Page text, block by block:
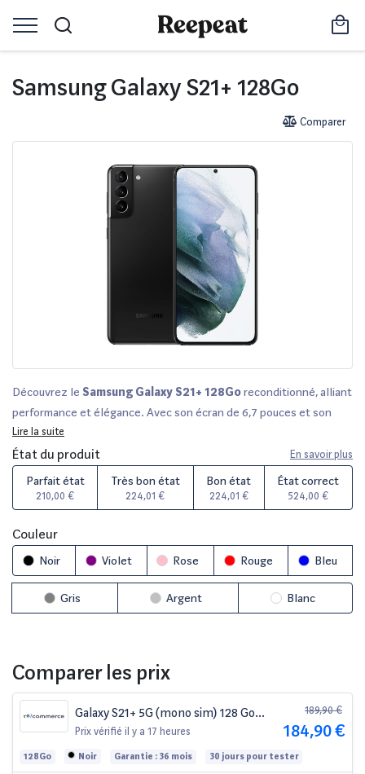
Samsung Galaxy S21+ 128Go
Comparer
Découvrez le Samsung Galaxy S21+ 128Goreconditionné, alliant
performance et élégance. Avec son écran de 6,7 pouces et son
design raffiné, il offre une expérience visuelle immersive. Tous nos
smartphones reconditionnés sont rigoureusement vérifiés par des
experts, avec un délai de rétractation de 14 jours. Choisissez parmi
plusieurs états cosmétiques tels que
Parfait ,Très bonetBon
état, et profitez d'une garantie de 12 à 36 mois selon le vendeur.
Comparez ce modèle sur des plateformes fiables comme Fnac,
Darty et Amazon pour trouver l'offre qui vous correspond !
Lire la suite
État du produit En savoir plus
Parfait état
210,00 €
Très bon état
224,01 €
Bon état
224,01 €
État correct
524,00 €
Couleur
Noir Violet Rose Rouge Bleu
Gris Argent Blanc
Comparer les prix
Galaxy S21+ 5G (mono sim) 128 Go
noir reconditionné
Prix vérifié il y a 17 heures
189,90 €
184,90 €
128Go Noir Garantie : 36 mois 30 jours pour tester